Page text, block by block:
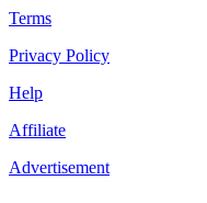
Terms
Privacy Policy
Help
Affiliate
Advertisement